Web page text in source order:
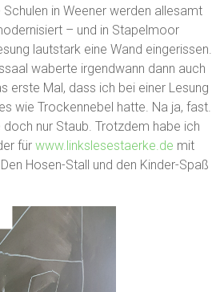
Schulen in Weener werden allesamt
– und in Stapelmoor
lautstark eine Wand eingerissen.
waberte irgendwann dann auch
erste Mal, dass ich bei einer Lesung
wie Trockennebel hatte. Na ja, fast.
doch nur Staub. Trotzdem habe ich
fürwww.linkslesestaerke.de mit
Hosen-Stall und den Kinder-Spaß